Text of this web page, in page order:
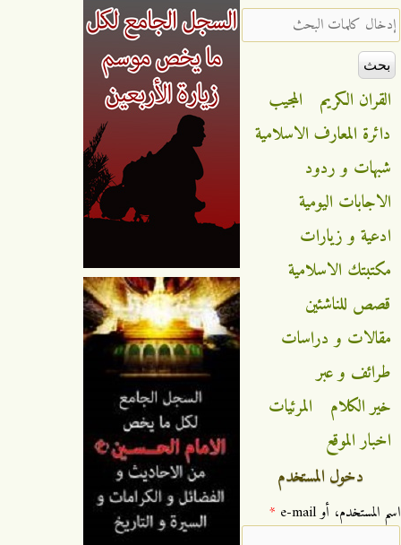
‏إدخال كلمات البحث ‏
القران الكريم
المجيب
دائرة المعارف الاسلامية
شبهات و ردود
الاجابات اليومية
ادعية و زيارات
مكتبتك الاسلامية
قصص للناشئين
مقالات و دراسات
طرائف و عبر
خير الكلام
المرئيات
اخبار الموقع
دخول المستخدم
‏اسم المستخدم، أو e-mail ‏ *